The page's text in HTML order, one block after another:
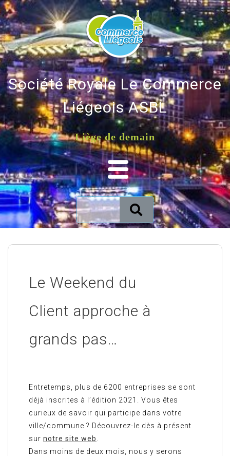
Société Royale Le Commerce
Liégeois ASBL
Liège de demain
Le Weekend du
Client approche à
grands pas…
Entretemps, plus de 6200 entreprises se sont
déjà inscrites à l’édition 2021. Vous êtes
curieux de savoir qui participe dans votre
ville/commune ? Découvrez-le dès à présent
sur notre site web
Dans moins de deux mois, nous y serons